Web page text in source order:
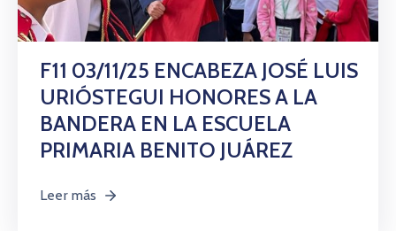
Citas
F11 03/11/25 ENCABEZA JOSÉ LUIS
URIÓSTEGUI HONORES A LA
BANDERA EN LA ESCUELA
PRIMARIA BENITO JUÁREZ
Leer más